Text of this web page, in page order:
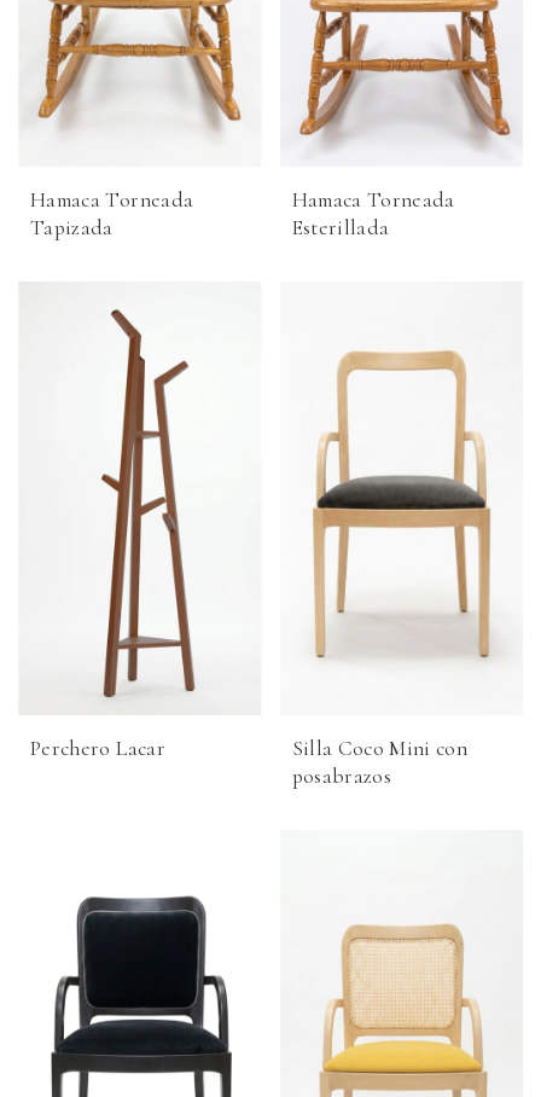
Hamaca Torneada
Tapizada
Hamaca Torneada
Esterillada
Perchero Lacar
Silla Coco Mini con
posabrazos